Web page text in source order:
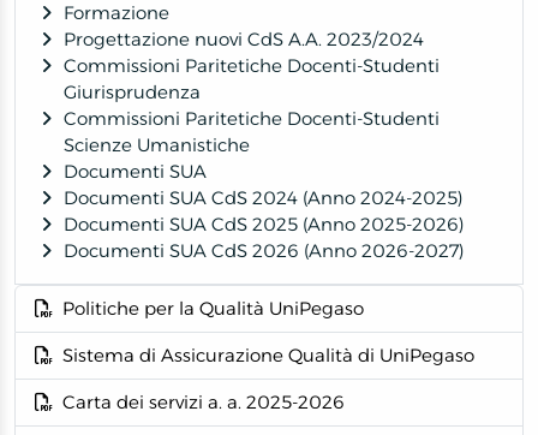
Formazione
Progettazione nuovi CdS A.A. 2023/2024
Commissioni Paritetiche Docenti-Studenti
Giurisprudenza
Commissioni Paritetiche Docenti-Studenti
Scienze Umanistiche
Documenti SUA
Documenti SUA CdS 2024 (Anno 2024-2025)
Documenti SUA CdS 2025 (Anno 2025-2026)
Documenti SUA CdS 2026 (Anno 2026-2027)
Politiche per la Qualità UniPegaso
Sistema di Assicurazione Qualità di UniPegaso
Carta dei servizi a. a. 2025-2026